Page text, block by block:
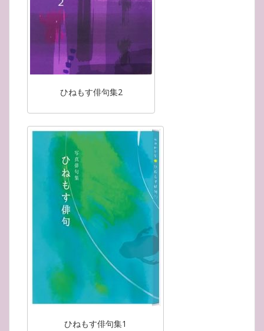
ひねもす俳句集2
ひねもす俳句集1